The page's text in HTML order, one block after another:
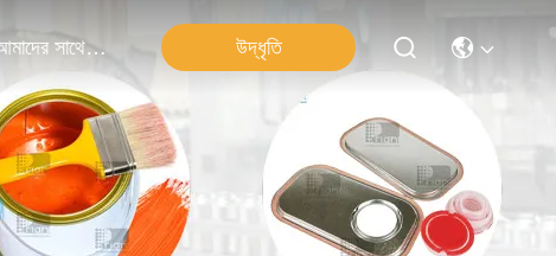
আমাদের সাথে যোগাযোগ উদ্ধৃতি